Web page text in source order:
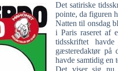
Det satiriske
pointe, da figuren
Natten til onsdag
i Paris raseret af
tidsskriftet
gæsteredaktør på
havde samtidig en
Det viser sig nu,